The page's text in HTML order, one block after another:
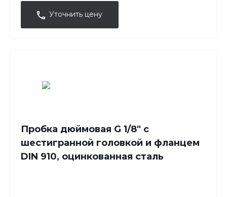
Уточнить цену
Пробка дюймовая G 1/8" с
шестигранной головкой и фланцем
DIN 910, оцинкованная сталь